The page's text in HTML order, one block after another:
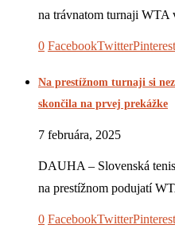
na trávnatom turnaji
0 FacebookTwitterPinterest
Na prestížnom turnaji si
skončila na prvej prekážke
7 februára, 2025
DAUHA – Slovenská
na prestížnom podujatí
0 FacebookTwitterPinterest